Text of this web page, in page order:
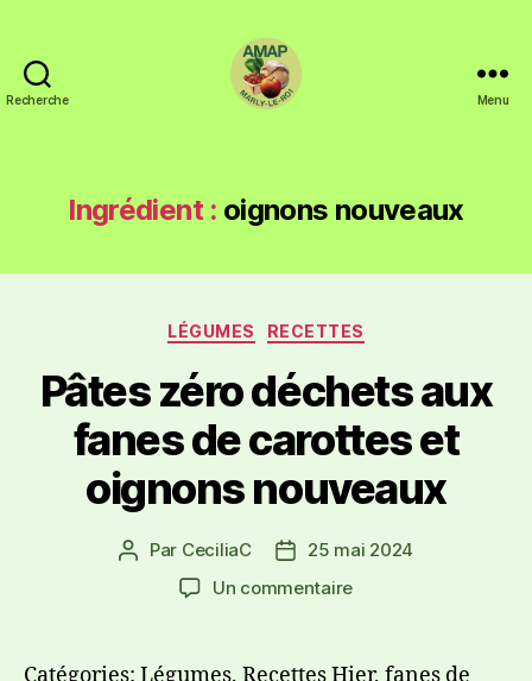
Recherche Menu
Ingrédient : oignons nouveaux
LÉGUMES RECETTES
Pâtes zéro déchets aux
fanes de carottes et
oignons nouveaux
Par CeciliaC
25 mai 2024
Un commentaire
Catégories: Légumes, Recettes Hier, fanes de